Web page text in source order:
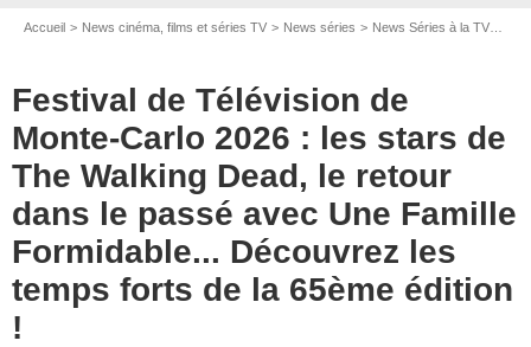
Accueil News cinéma, films et séries TV News séries News Séries à la TV
Festival de Télévision de
Monte-Carlo 2026 : les stars de
The Walking Dead, le retour
dans le passé avec Une Famille
Formidable... Découvrez les
temps forts de la 65ème édition
!